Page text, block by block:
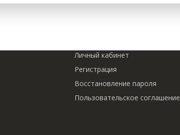
Личный кабинет
Регистрация
Восстановление пароля
Пользовательское соглашение